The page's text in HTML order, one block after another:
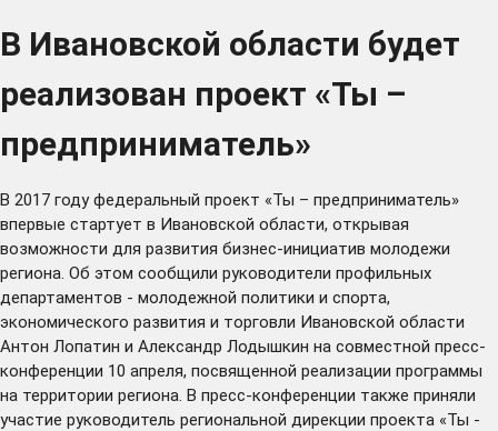
В Ивановской области будет
реализован проект «Ты –
предприниматель»
В 2017 году федеральный проект «Ты – предприниматель»
впервые стартует в Ивановской области, открывая
возможности для развития бизнес-инициатив молодежи
региона. Об этом сообщили руководители профильных
департаментов - молодежной политики и спорта,
экономического развития и торговли Ивановской области
Антон Лопатин и Александр Лодышкин на совместной пресс-
конференции 10 апреля, посвященной реализации программы
на территории региона. В пресс-конференции также приняли
участие руководитель региональной дирекции проекта «Ты -